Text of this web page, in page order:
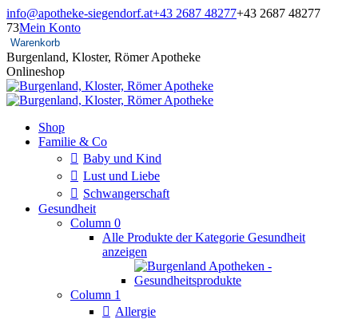
Zum
Inhalt
springen
info@apotheke-siegendorf.at+43 2687 48277+43 2687 48277
73Mein Konto
Warenkorb
Burgenland, Kloster, Römer Apotheke
Onlineshop
Shop
Familie & Co
Baby und Kind
Lust und Liebe
Schwangerschaft
Gesundheit
Column 0
Alle Produkte der Kategorie Gesundheit
anzeigen
Column 1
Allergie